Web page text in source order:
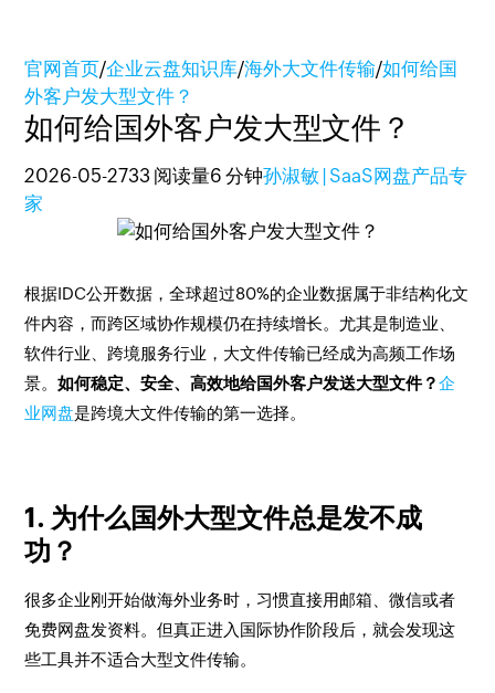
官网首页/企业云盘知识库/海外大文件传输/如何给国
外客户发大型文件？
如何给国外客户发大型文件？
2026-05-2733 阅读量6 分钟孙淑敏 | SaaS网盘产品专
家
根据IDC公开数据，全球超过80%的企业数据属于非结构化文
件内容，而跨区域协作规模仍在持续增长。尤其是制造业、
软件行业、跨境服务行业，大文件传输已经成为高频工作场
景。如何稳定、安全、高效地给国外客户发送大型文件？企
业网盘是跨境大文件传输的第一选择。
1. 为什么国外大型文件总是发不成
功？
很多企业刚开始做海外业务时，习惯直接用邮箱、微信或者
免费网盘发资料。但真正进入国际协作阶段后，就会发现这
些工具并不适合大型文件传输。